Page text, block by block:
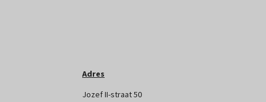
Adres
Jozef II-straat 50